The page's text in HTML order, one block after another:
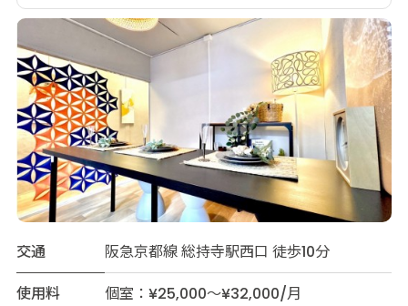
交通
阪急京都線 総持寺駅西口 徒歩10分
使用料
個室：¥25,000～¥32,000/月